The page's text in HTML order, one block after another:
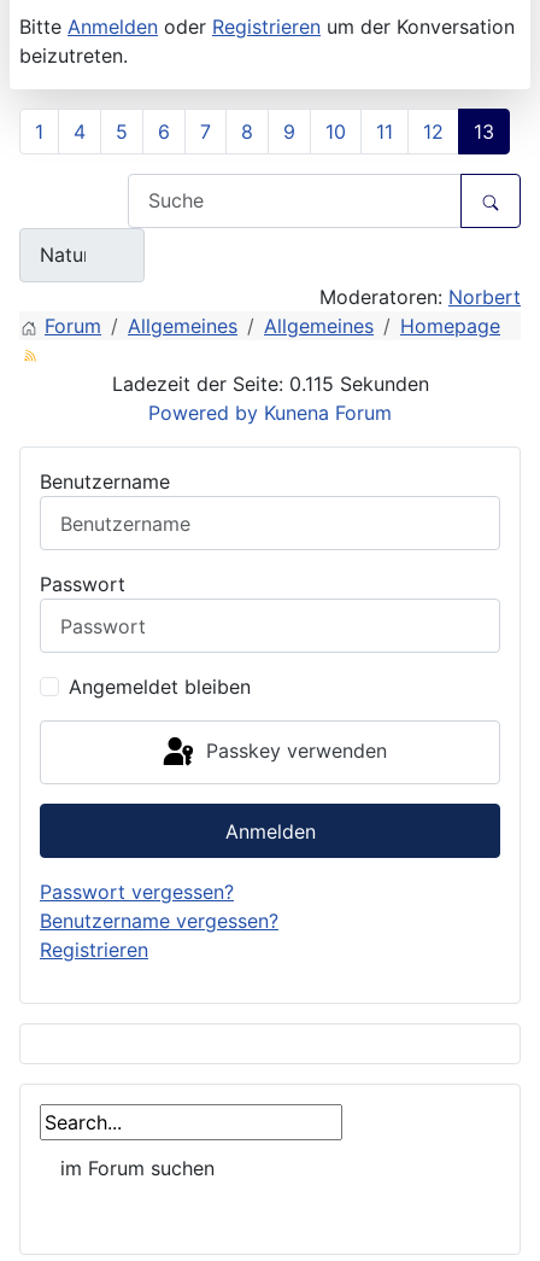
Bitte Anmelden oder Registrieren um der Konversation
beizutreten.
1 4 5 6 7 8 9 10 11 12 13
Moderatoren: Norbert
Forum
Allgemeines Allgemeines Homepage
Ladezeit der Seite: 0.115 Sekunden
Powered by Kunena Forum
Benutzername
Passwort
Angemeldet bleiben
Passkey verwenden
Anmelden
Passwort vergessen?
Benutzername vergessen?
Registrieren